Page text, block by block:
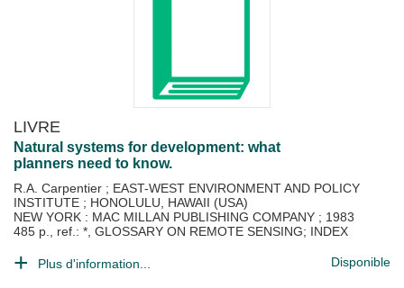
LIVRE
Natural systems for development: what
planners need to know.
R.A. Carpentier ; EAST-WEST ENVIRONMENT AND POLICY
INSTITUTE ; HONOLULU, HAWAII (USA)
NEW YORK : MAC MILLAN PUBLISHING COMPANY ; 1983
485 p., ref.: *, GLOSSARY ON REMOTE SENSING; INDEX
Plus d'information... Disponible